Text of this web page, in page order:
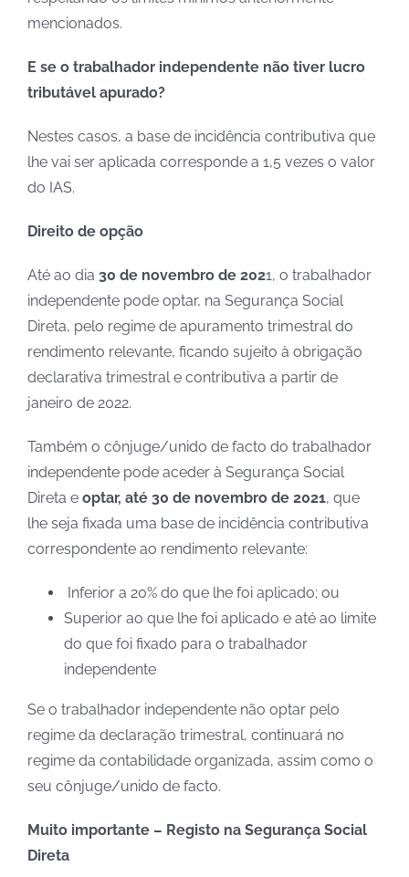
mencionados.
E se o trabalhador independente não tiver lucro
tributável apurado?
Nestes casos, a base de incidência contributiva que
lhe vai ser aplicada corresponde a 1,5 vezes o valor
do IAS.
Direito de opção
Até ao dia 30 de novembro de 2021, o trabalhador
independente pode optar, na Segurança Social
Direta, pelo regime de apuramento trimestral do
rendimento relevante, ficando sujeito à obrigação
declarativa trimestral e contributiva a partir de
janeiro de 2022.
Também o cônjuge/unido de facto do trabalhador
independente pode aceder à Segurança Social
Direta e optar, até 30 de novembro de 2021, que
lhe seja fixada uma base de incidência contributiva
correspondente ao rendimento relevante:
Inferior a 20% do que lhe foi aplicado; ou
Superior ao que lhe foi aplicado e até ao limite
do que foi fixado para o trabalhador
independente
Se o trabalhador independente não optar pelo
regime da declaração trimestral, continuará no
regime da contabilidade organizada, assim como o
seu cônjuge/unido de facto.
Muito importante – Registo na Segurança Social
Direta